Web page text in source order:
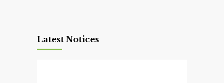
Latest Notices